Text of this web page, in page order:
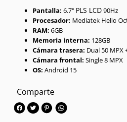
Pantalla: 6.7" PLS LCD90Hz
Procesador: Mediatek Helio
RAM: 6GB
Memoria interna: 128GB
Cámara trasera: Dual 50 MPX
Cámara frontal: Single 8 MPX
OS: Android 15
Comparte